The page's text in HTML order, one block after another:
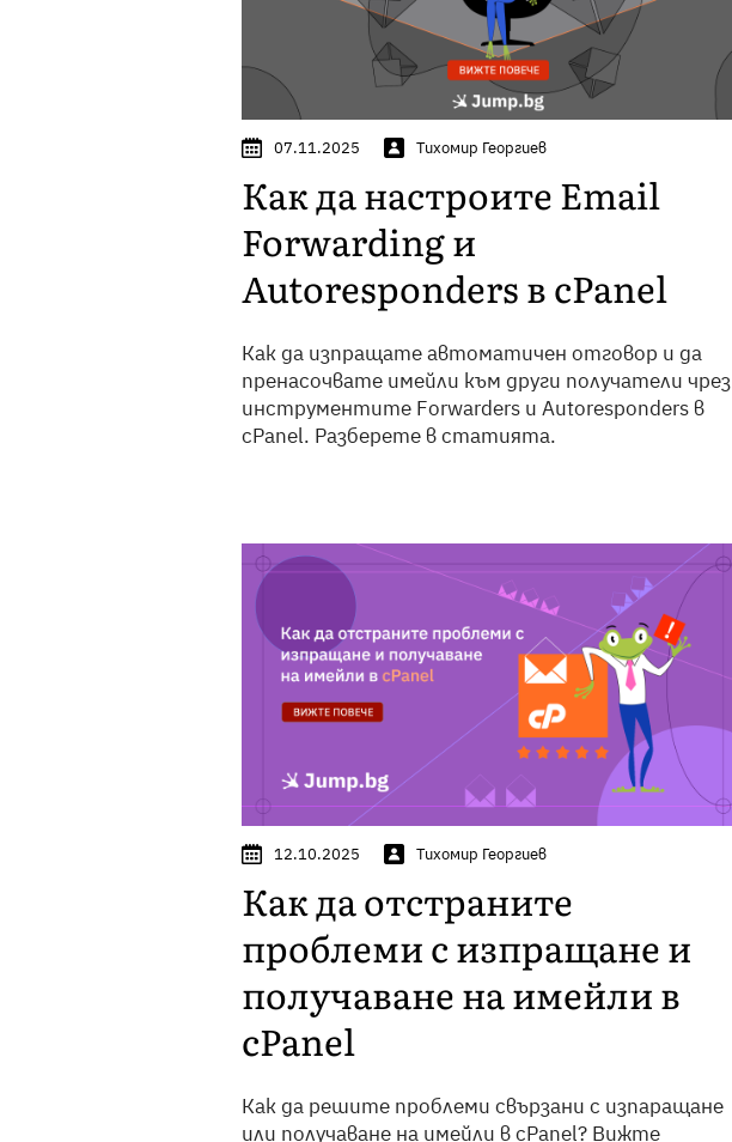
07.11.2025 Тихомир Георгиев
Как да настроите Email
Forwarding и
Autoresponders в cPanel
Как да изпращате автоматичен отговор и да
пренасочвате имейли към други получатели чрез
инструментите Forwarders и Autoresponders в
cPanel. Разберете в статията.
12.10.2025 Тихомир Георгиев
Как да отстраните
проблеми с изпращане и
получаване на имейли в
cPanel
Как да решите проблеми свързани с изпаращане
или получаване на имейли в cPanel? Вижте